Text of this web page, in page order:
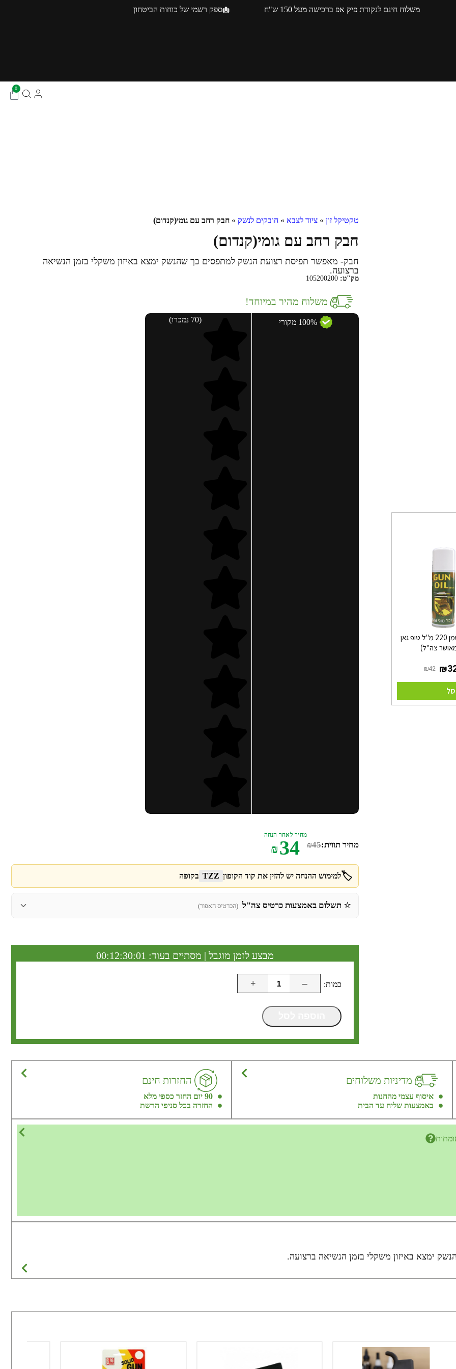
משלוח חינם לנקודת פיק אפ ברכישה מעל 150 ש"ח ספק רשמי של כוחות הביטחון
0
תרסיס שמן 220 מ"ל טופ גאן
צה"ל)
טקטיקל זון » ציוד לצבא » חובקים לנשק » חבק רחב עם גומי(קנדום)
חבק רחב עם גומי(קנדום)
חבק- מאפשר תפיסת רצועת הנשק למתפסים כך שהנשק ימצא באיזון משקלי בזמן הנשיאה
ברצועה.
מק"ט:
משלוח מהיר במיוחד!
100% מקורי (70 נמכרו)
מחיר תווית: ₪45
מחיר לאחר הנחה
₪34
🏷️למימוש ההנחה יש להזין את קוד הקופון TZZ בקופה
⭐ תשלום באמצעות כרטיס צה"ל (הכרטיס האפור)
מבצע לזמן מוגבל | מסתיים בעוד: 00:12:30:01
–
+
מדיניות משלוחים
איסוף עצמי מהחנות
באמצעות שליח עד הבית
החזרות חינם
90 יום החזר כספי מלא
החזרה בכל סניפי הרשת
ימצא באיזון משקלי בזמן הנשיאה ברצועה.